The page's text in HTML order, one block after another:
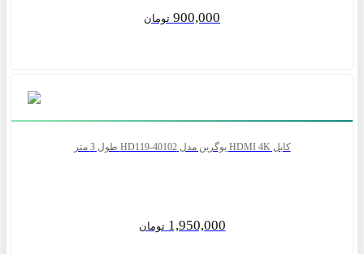
900,000 تومان
کابل HDMI 4K یوگرین مدل HD119-40102 طول 3 متر
1,950,000 تومان